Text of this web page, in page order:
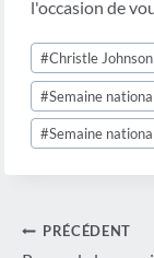
l'occasion de
Étiquettes
de
la
publication :
#Christle Johnson
#Semaine
#Semaine
Navigation
PRÉCÉDENT